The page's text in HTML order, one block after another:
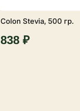
Colon Stevia, 500 гр.
838 ₽